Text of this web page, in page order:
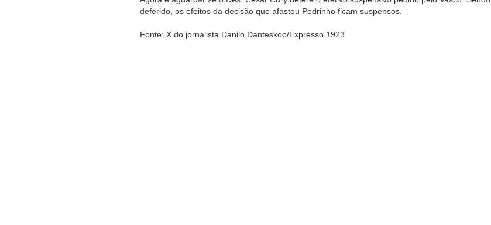
deferido, os efeitos da decisão que afastou Pedrinho ficam suspensos.
Fonte: X do jornalista Danilo Danteskoo/Expresso 1923